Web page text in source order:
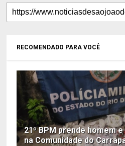
RECOMENDADO PARA VOCÊ
21º BPM prende homem
na Comunidade do